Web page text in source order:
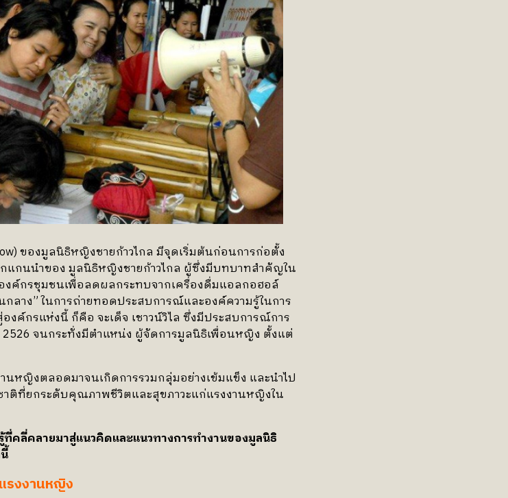
ของมูลนิธิหญิงชายก้าวไกล มีจุดเริ่มต้นก่อนการก่อตั้ง
แกนนำของ มูลนิธิหญิงชายก้าวไกล ผู้ซึ่งมีบทบาทสำคัญใน
ค์กรชุมชนเพื่อลดผลกระทบจากเครื่องดื่มแอลกอฮอล์
ลาง” ในการถ่ายทอดประสบการณ์และองค์ความรู้ในการ
ค์กรแห่งนี้ ก็คือ จะเด็จ เชาวน์วิไล ซึ่งมีประสบการณ์การ
จนกระทั่งมีตำแหน่ง ผู้จัดการมูลนิธิเพื่อนหญิง ตั้งแต่
หญิงตลอดมาจนเกิดการรวมกลุ่มอย่างเข้มแข็ง และนำไป
าติที่ยกระดับคุณภาพชีวิตและสุขภาวะแก่แรงงานหญิงใน
คลี่คลายมาสู่แนวคิดและแนวทางการทำงานของมูลนิธิ
รงงานหญิง